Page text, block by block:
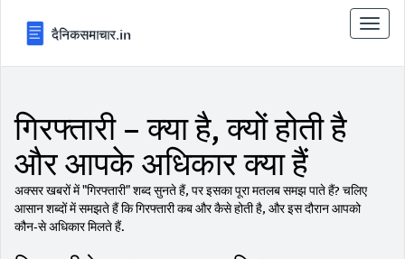
टॉगल
से
गिरफ्तारी – क्या है, क्यों होती है
और आपके अधिकार क्या हैं
अक्सर खबरों में "गिरफ्तारी" शब्द सुनते हैं, पर इसका पूरा मतलब समझ पाते हैं? चलिए
आसान शब्दों में समझते हैं कि गिरफ्तारी कब और कैसे होती है, और इस दौरान आपको
कौन‑से अधिकार मिलते हैं.